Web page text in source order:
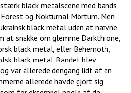
black metalscene med bands
og Nokturnal Mortum. Men
black metal uden at nævne
at snakke om glemme Darkthrone,
black metal, eller Behemoth,
black metal. Bandet blev
var allerede dengang lidt af en
allerede havde gjort sig